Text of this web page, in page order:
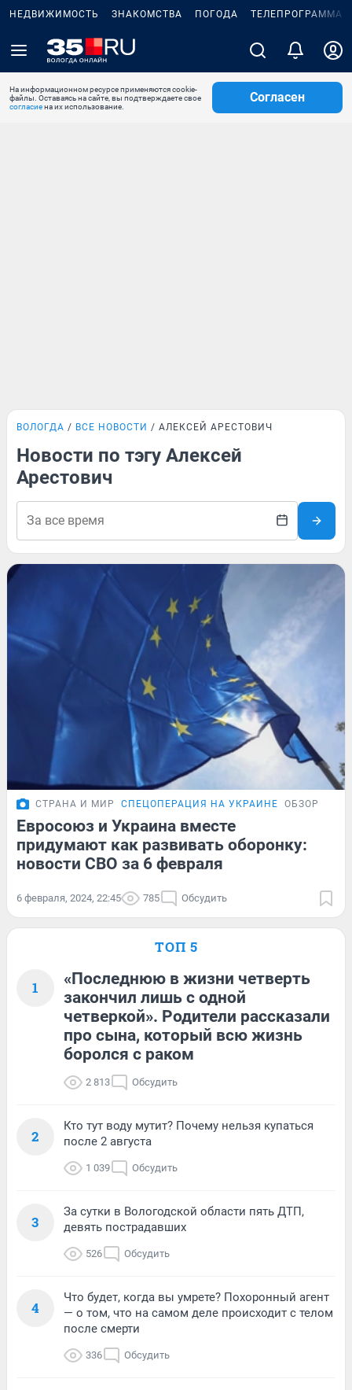
НЕДВИЖИМОСТЬ ЗНАКОМСТВА ПОГОДА ТЕЛЕПРОГРАММА
На информационном ресурсе применяются cookie-
файлы. Оставаясь на сайте, вы подтверждаете свое
согласиена их использование.
Согласен
ВОЛОГДА ВСЕ НОВОСТИ АЛЕКСЕЙ АРЕСТОВИЧ
Новости по тэгу Алексей
Арестович
СТРАНА И МИР СПЕЦОПЕРАЦИЯ НА УКРАИНЕ ОБЗОР
Евросоюз и Украина вместе
придумают как развивать оборонку:
новости СВО за 6 февраля
6 февраля, 2024, 22:45 785 Обсудить
ТОП 5
1
«Последнюю в жизни четверть
закончил лишь с одной
четверкой». Родители рассказали
про сына, который всю жизнь
боролся с раком
2 813 Обсудить
2
Кто тут воду мутит? Почему нельзя купаться
после 2 августа
1 039 Обсудить
3
За сутки в Вологодской области пять ДТП,
девять пострадавших
526 Обсудить
4
Что будет, когда вы умрете? Похоронный агент
— о том, что на самом деле происходит с телом
после смерти
336 Обсудить